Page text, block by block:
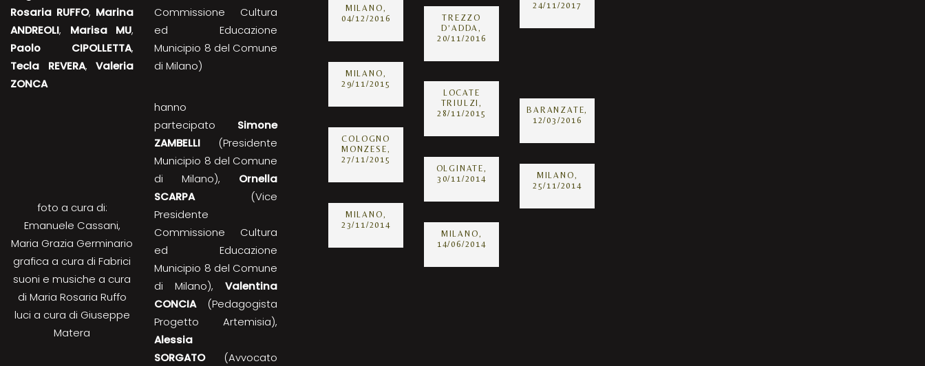
Rosaria RUFFO, Marina
ANDREOLI, Marisa MU,
Paolo CIPOLLETTA,
Tecla REVERA,Valeria
ZONCA
foto a cura di:
Emanuele Cassani,
Maria Grazia Germinario
grafica a cura di Fabrici
suoni e musiche a cura
di Maria Rosaria Ruffo
luci a cura di Giuseppe
Matera
Commissione Cultura
ed Educazione
Municipio 8 del Comune
di Milano)
hanno
partecipato Simone
ZAMBELLI (Presidente
Municipio 8 del Comune
di Milano), Ornella
SCARPA(Vice
Presidente
Commissione Cultura
ed Educazione
Municipio 8 del Comune
di Milano),Valentina
CONCIA
(Pedagogista
Progetto Artemisia),
Alessia
SORGATO (Avvocato
24/11/2017
MILANO,
04/12/2016
TREZZO
D’ADDA,
20/11/2016
BARANZATE,
12/03/2016
MILANO,
29/11/2015
LOCATE
TRIULZI,
28/11/2015
COLOGNO
MONZESE,
27/11/2015
OLGINATE,
30/11/2014
MILANO,
25/11/2014
MILANO,
23/11/2014
MILANO,
14/06/2014